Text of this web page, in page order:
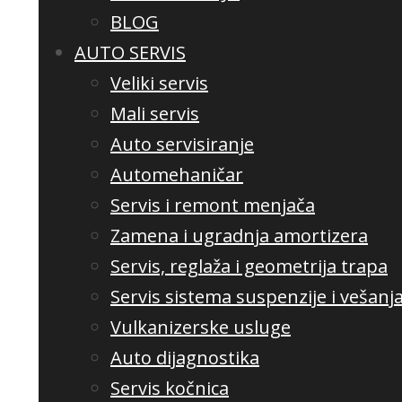
BLOG
AUTO SERVIS
Veliki servis
Mali servis
Auto servisiranje
Automehaničar
Servis i remont menjača
Zamena i ugradnja amortizera
Servis, reglaža i geometrija trapa
Servis sistema suspenzije i
Vulkanizerske usluge
Auto dijagnostika
Servis kočnica